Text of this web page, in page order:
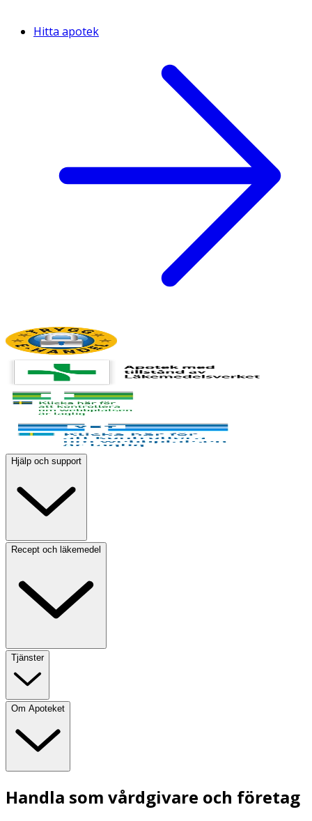
Hitta apotek
Hjälp och support
Recept och läkemedel
Tjänster
Om Apoteket
Handla som vårdgivare och företag